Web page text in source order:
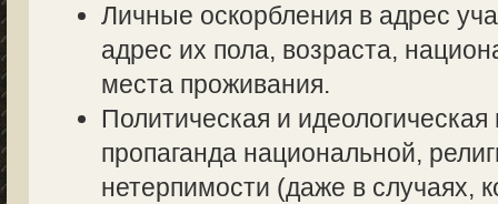
Личные оскорбления в адрес
адрес их пола, возраста,
места проживания.
Политическая и
пропаганда национальной,
нетерпимости (даже в случаях,